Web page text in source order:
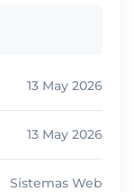
13 May 2026
13 May 2026
Sistemas Web